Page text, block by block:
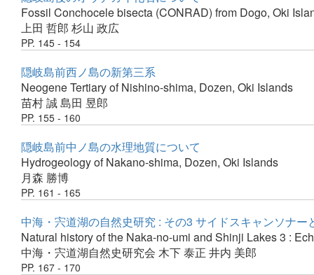
Fossil Conchocele bisecta (CONRAD) from Dogo, Oki
上田 哲郎 杉山 政広
PP. 145 - 154
隠岐島前西ノ島の新第三系
Neogene Tertiary of Nishino-shima, Dozen, Oki Islands
苗村 誠島田 昱郎
PP. 155 - 160
隠岐島前中ノ島の水理地質について
Hydrogeology of Nakano-shima, Dozen, Oki Islands
月森 勝博
PP. 161 - 165
中海・宍道湖の自然史研究 : その3 サイドスキャンソナ
Natural history of the Naka-no-umi and Shinji Lakes 3 :
中海・宍道湖自然史研究会 木下 泰正 井内 美郎
PP. 167 - 170